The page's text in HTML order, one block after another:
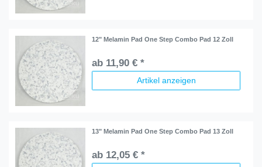
12" Melamin Pad One Step Combo Pad 12 Zoll
ab 11,90 € *
Artikel anzeigen
13" Melamin Pad One Step Combo Pad 13 Zoll
ab 12,05 € *